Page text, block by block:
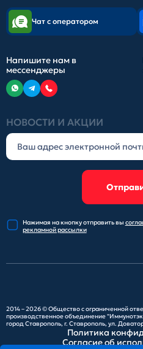
НОВОСТИ И АКЦИИ
Нажимая на кнопку отправитьвы
рекламной рассылки
Чат с оператором
Напишите нам в
мессенджеры
2014 – 2026 ©Общество с ограниченной
производственное объединение
город Ставрополь, г. Ставрополь, ул.
Политика
Согласие об